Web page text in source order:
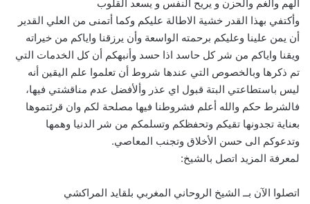
الهم والغم والحزن و يريح النفس و يسعد القلوب
وأكتفي بهذا القدر خشية الاطالة عليكم وكما أتمنى من العلي القدير
أن يمن علينا وعليكم برحمته الواسعة وأن يرزقنا واياكم من خيراته
ويقنا واياكم من شر كل حاسد اذا حسد وأنبهكم أن كل الخدمات التي
تم ذكرها وبالخصوص التي عندها شروط أن تعلموا علم اليقين أنه
ليس باستطاعتي البتة قبول اي عذر وألأفضل عدم مناقشتي فيها،
فالشرط حكم والله أعلم فشروطنا فيها مصلحة لكم وان قرئتموها
بعناية تجدونها تقيكم وتحفظكم وتسلمكم من شر الدنيا وهمها
وتدعوكم الى حسن الأخلاق وتجنب المعاصي.
لمعرفة المزيد اتصل بالشيخ:
اتصلوا الآن بــ الشيخ الروحاني المغربي بلقايد المراكشي